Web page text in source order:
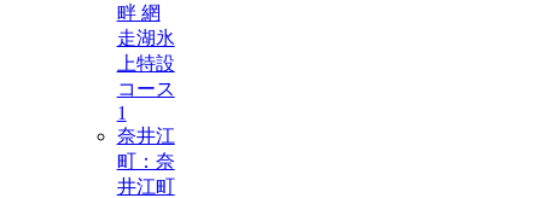
畔 網
走湖氷
上特設
コース
1
奈井江
町：奈
井江町